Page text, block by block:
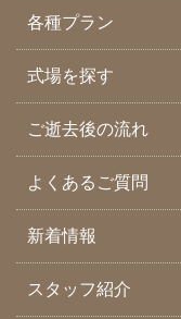
各種プラン
式場を探す
ご逝去後の流れ
よくあるご質問
新着情報
スタッフ紹介